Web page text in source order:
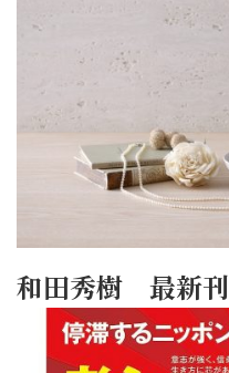
和田秀樹 最新刊